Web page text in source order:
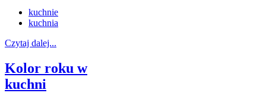
kuchnie
kuchnia
Czytaj dalej...
Kolor roku w
kuchni